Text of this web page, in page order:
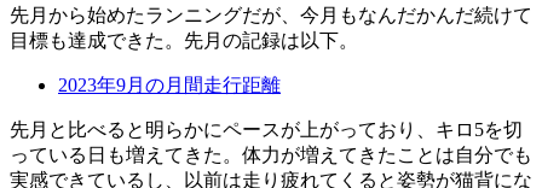
先月から始めたランニングだが、今月もなんだかんだ続けて
目標も達成できた。先月の記録は以下。
2023年9月の月間走行距離
先月と比べると明らかにペースが上がっており、キロ5を切
っている日も増えてきた。体力が増えてきたことは自分でも
実感できているし、以前は走り疲れてくると姿勢が猫背にな